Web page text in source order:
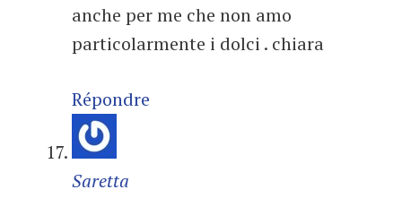
anche per me che non amo
particolarmente i dolci . chiara
Répondre
Saretta